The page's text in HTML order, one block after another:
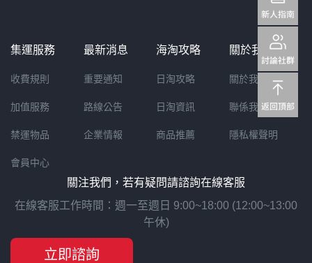
集運服務
收費規則
加值服務
禁運物品
會員中心
最新消息
重要通知
路線公告
企業情報
海淘攻略
日淘攻略
日淘資訊
商品推薦
關於我們
關於我們
聯係我們
隱私權聲明
關注我們，若有疑問請諮詢在線客服
在線客服工作時間：週一至週日 9:00~18:00 (12:00~13:00
午休)
立即諮詢